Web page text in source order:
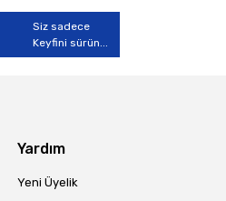
Siz sadece
Keyfini sürün...
Yardım
Yeni Üyelik